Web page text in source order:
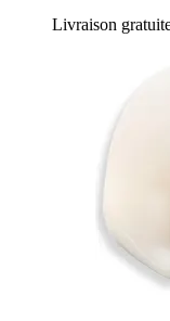
Livraison